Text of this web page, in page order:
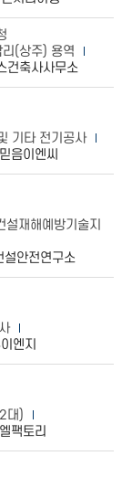
(상주) 용역
건축사사무소
기타 전기공사
음이엔씨
재해예방기술지
설안전연구소
엔지
대)
팩토리